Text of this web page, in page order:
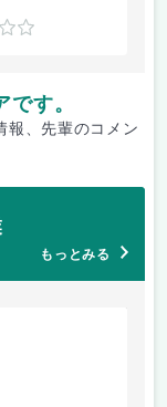
す。
報、先輩のコメン
もっとみる